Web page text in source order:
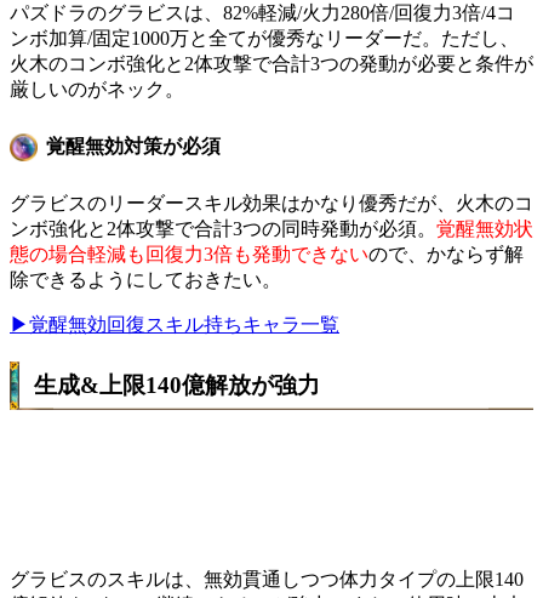
パズドラのグラビスは、82%軽減/火力280倍/回復力3倍/4コ
ンボ加算/固定1000万と全てが優秀なリーダーだ。ただし、
火木のコンボ強化と2体攻撃で合計3つの発動が必要と条件が
厳しいのがネック。
覚醒無効対策が必須
グラビスのリーダースキル効果はかなり優秀だが、火木のコ
ンボ強化と2体攻撃で合計3つの同時発動が必須。 覚醒無効状
態の場合軽減も回復力3倍も発動できないので、かならず解
除できるようにしておきたい。
▶覚醒無効回復スキル持ちキャラ一覧
生成&上限140億解放が強力
グラビスのスキルは、無効貫通しつつ体力タイプの上限140